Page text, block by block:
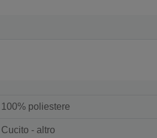
100% poliestere
Cucito - altro